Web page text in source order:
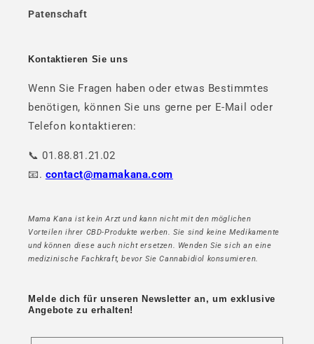
Patenschaft
Kontaktieren Sie uns
Wenn Sie Fragen haben oder etwas Bestimmtes
benötigen, können Sie uns gerne per E-Mail oder
Telefon kontaktieren:
📞 01.88.81.21.02
📧. contact@mamakana.com
Mama Kana ist kein Arzt und kann nicht mit den möglichen
Vorteilen ihrer CBD-Produkte werben. Sie sind keine Medikamente
und können diese auch nicht ersetzen. Wenden Sie sich an eine
medizinische Fachkraft, bevor Sie Cannabidiol konsumieren.
Melde dich für unseren Newsletter an, um exklusive
Angebote zu erhalten!